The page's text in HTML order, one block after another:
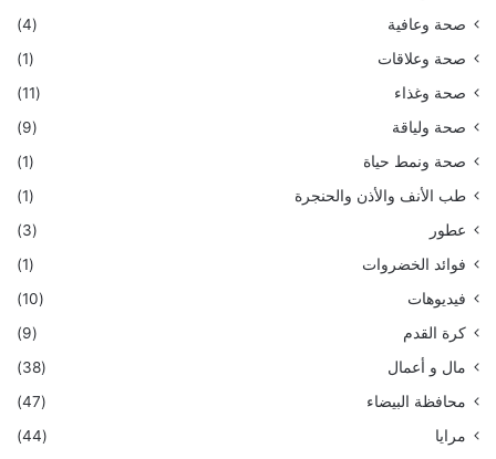
صحة وعافية
(4)
صحة وعلاقات
(1)
صحة وغذاء
(11)
صحة ولياقة
(9)
صحة ونمط حياة
(1)
طب الأنف والأذن والحنجرة
(1)
عطور
(3)
فوائد الخضروات
(1)
فيديوهات
(10)
كرة القدم
(9)
مال و أعمال
(38)
محافظة البيضاء
(47)
مرايا
(44)